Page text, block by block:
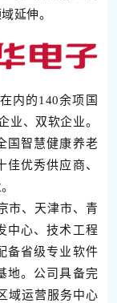
延伸。
内的140余项国
业、双软企业。
国智慧健康养老
优秀供应商、
市、天津市、青
中心、技术工程
备省级专业软件
地。公司具备完
域运营服务中心